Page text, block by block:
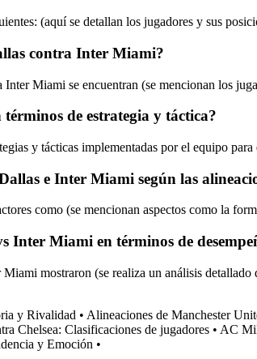
(aquí se detallan los jugadores y sus
contra Inter Miami?
Miami se encuentran (se mencionan los
de estrategia y táctica?
y tácticas implementadas por el equipo
e Inter Miami según las
como (se mencionan aspectos como la
Inter Miami en términos de
mostraron (se realiza un análisis
y Rivalidad • Alineaciones de Manchester
Chelsea: Clasificaciones de jugadores • AC
y Emoción •